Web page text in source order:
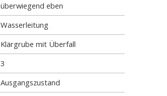
überwiegend eben
Wasserleitung
Klärgrube mit Überfall
3
Ausgangszustand